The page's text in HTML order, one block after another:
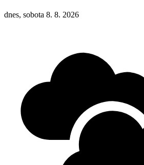
dnes, sobota 8. 8. 2026